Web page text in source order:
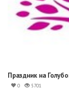
Праздник на
0 5701